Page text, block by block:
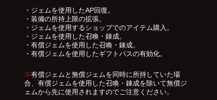
・ジェムを使用したAP回復。
・装備の所持上限の拡張。
・ジェムを使用するショップでのアイテム購入。
・ジェムを使用した召喚・錬成。
・有償ジェムを使用した召喚・錬成。
・有償ジェムを使用したギフトパスの有効化。
※有償ジェムと無償ジェムを同時に所持していた場
合、有償ジェムを使用した召喚・錬成を除いて無償ジ
ェムから先に使用されますのでご注意ください。